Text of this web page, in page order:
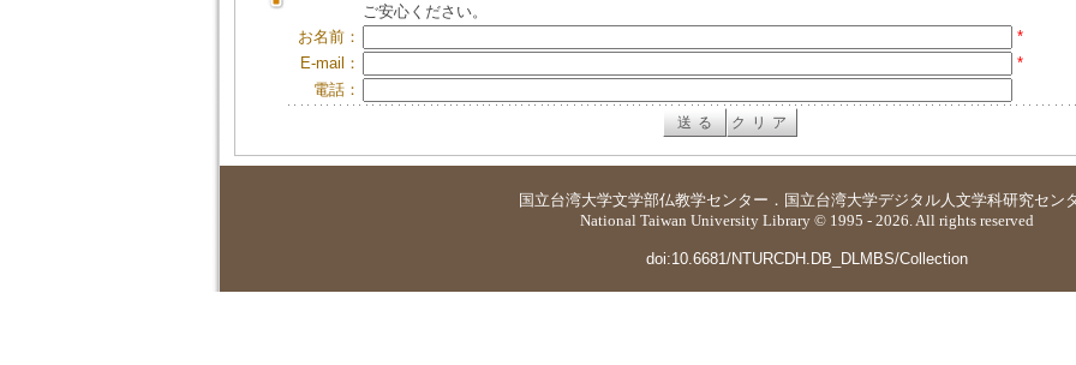
ご安心ください。
お名前：
*
E-mail：
*
電話：
国立台湾大学文学部仏教学センター ． 国立台湾大学デジタル人文学科研究セン
National Taiwan University Library © 1995 - 2026. All rights reserved
doi:10.6681/NTURCDH.DB_DLMBS/Collection